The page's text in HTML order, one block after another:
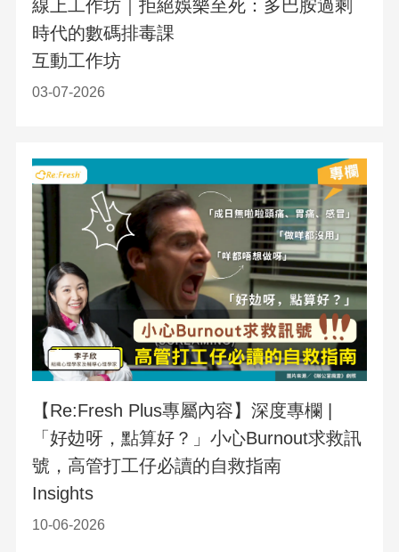
線上工作坊｜拒絕娛樂至死：多巴胺過剩
時代的數碼排毒課
互動工作坊
03-07-2026
【Re:Fresh Plus專屬內容】深度專欄 |
「好攰呀，點算好？」小心Burnout求救訊
號，高管打工仔必讀的自救指南
Insights
10-06-2026